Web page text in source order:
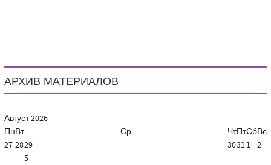
АРХИВ МАТЕРИАЛОВ
Август2026
ПнВт Ср ЧтПтСбВс
27 2829 30311 2
5